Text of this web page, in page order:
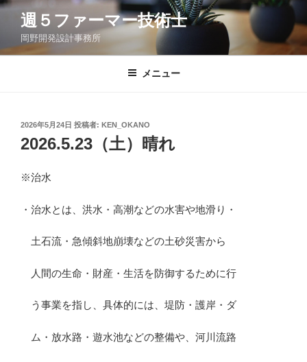
コ
ン
週５ファーマー技術士
岡野開発設計事務所
メニュー
投
稿
日:
2026年5月24日 投稿者: KEN_OKANO
2026.5.23（土）晴れ
※治水
・治水とは、洪水・高潮などの水害や地滑り・
土石流・急傾斜地崩壊などの土砂災害から
人間の生命・財産・生活を防御するために行
う事業を指し、具体的には、堤防・護岸・ダ
ム・放水路・遊水池などの整備や、河川流路